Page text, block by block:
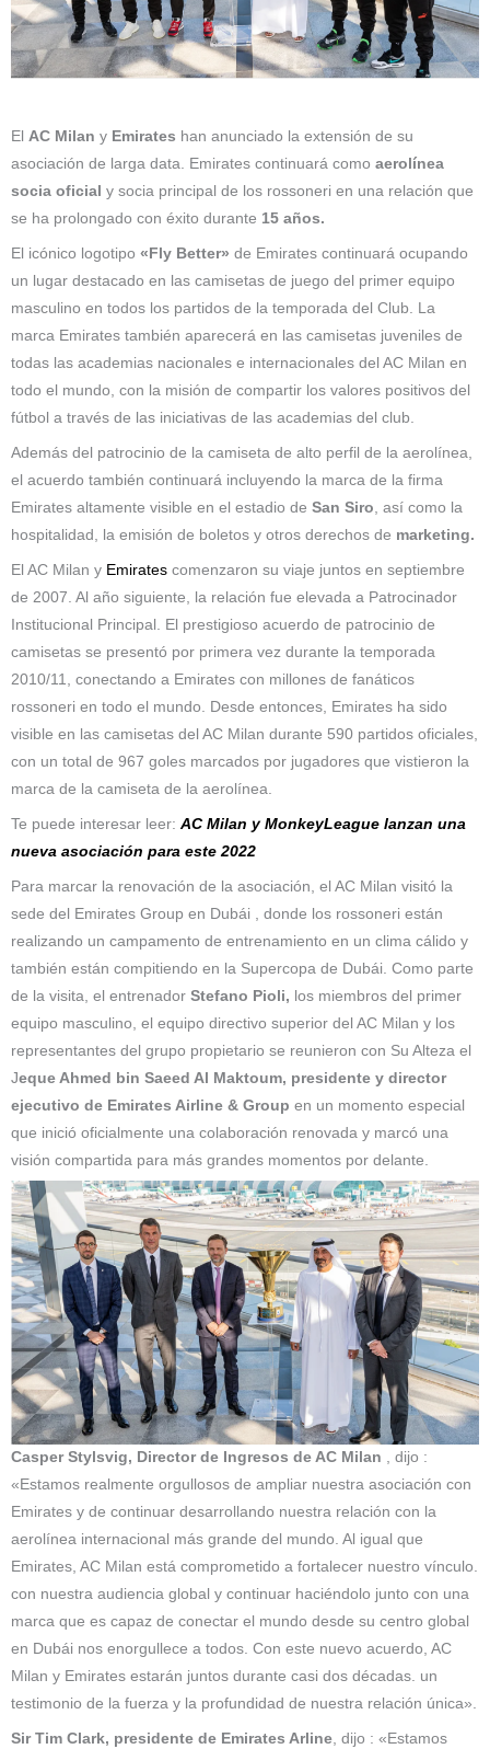
El AC Milan y Emirates han anunciado la extensión de su
asociación de larga data. Emirates continuará como aerolínea
socia oficial y socia principal de los rossoneri en una relación que
se ha prolongado con éxito durante 15 años.
El icónico logotipo «Fly Better» de Emirates continuará ocupando
un lugar destacado en las camisetas de juego del primer equipo
masculino en todos los partidos de la temporada del Club. La
marca Emirates también aparecerá en las camisetas juveniles de
todas las academias nacionales e internacionales del AC Milan en
todo el mundo, con la misión de compartir los valores positivos del
fútbol a través de las iniciativas de las academias del club.
Además del patrocinio de la camiseta de alto perfil de la aerolínea,
el acuerdo también continuará incluyendo la marca de la firma
Emirates altamente visible en el estadio de San Siro, así como la
hospitalidad, la emisión de boletos y otros derechos de marketing.
El AC Milan y Emirates comenzaron su viaje juntos en septiembre
de 2007. Al año siguiente, la relación fue elevada a Patrocinador
Institucional Principal. El prestigioso acuerdo de patrocinio de
camisetas se presentó por primera vez durante la temporada
2010/11, conectando a Emirates con millones de fanáticos
rossoneri en todo el mundo. Desde entonces, Emirates ha sido
visible en las camisetas del AC Milan durante 590 partidos oficiales,
con un total de 967 goles marcados por jugadores que vistieron la
marca de la camiseta de la aerolínea.
Te puede interesar leer: AC Milan y MonkeyLeague lanzan una
nueva asociación para este 2022
Para marcar la renovación de la asociación, el AC Milan visitó la
sede del Emirates Group en Dubái , donde los rossoneri están
realizando un campamento de entrenamiento en un clima cálido y
también están compitiendo en la Supercopa de Dubái. Como parte
de la visita, el entrenador Stefano Pioli, los miembros del primer
equipo masculino, el equipo directivo superior del AC Milan y los
representantes del grupo propietario se reunieron con Su Alteza el
Jeque Ahmed bin Saeed Al Maktoum, presidente y director
ejecutivo de Emirates Airline & Group en un momento especial
que inició oficialmente una colaboración renovada y marcó una
visión compartida para más grandes momentos por delante.
Casper Stylsvig, Director de Ingresos de AC Milan , dijo :
«Estamos realmente orgullosos de ampliar nuestra asociación con
Emirates y de continuar desarrollando nuestra relación con la
aerolínea internacional más grande del mundo. Al igual que
Emirates, AC Milan está comprometido a fortalecer nuestro vínculo.
con nuestra audiencia global y continuar haciéndolo junto con una
marca que es capaz de conectar el mundo desde su centro global
en Dubái nos enorgullece a todos. Con este nuevo acuerdo, AC
Milan y Emirates estarán juntos durante casi dos décadas. un
testimonio de la fuerza y ​​la profundidad de nuestra relación única».
Sir Tim Clark, presidente de Emirates Arline, dijo : «Estamos